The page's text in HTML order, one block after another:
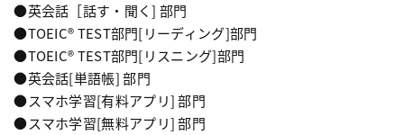
●英会話［話す・聞く] 部門
●TOEIC® TEST部門[リーディング]部門
●TOEIC® TEST部門[リスニング]部門
●英会話[単語帳] 部門
●スマホ学習[有料アプリ] 部門
●スマホ学習[無料アプリ] 部門